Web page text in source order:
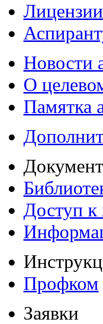
Лицензии
Новости
О
Памятка
Доступ
Профком
Заявки